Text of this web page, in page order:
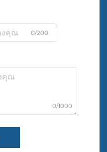
0/200
0/1000